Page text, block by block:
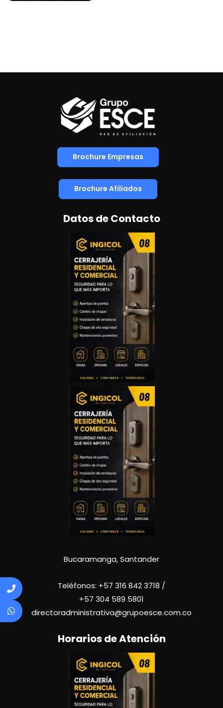
Brochure Empresas
Brochure Afiliados
Datos de Contacto
Bucaramanga, Santander
Teléfonos: +57 316 842 3718 /
+57 304 589 5801
directoradministrativa@grupoesce.com.co
Horarios de Atención